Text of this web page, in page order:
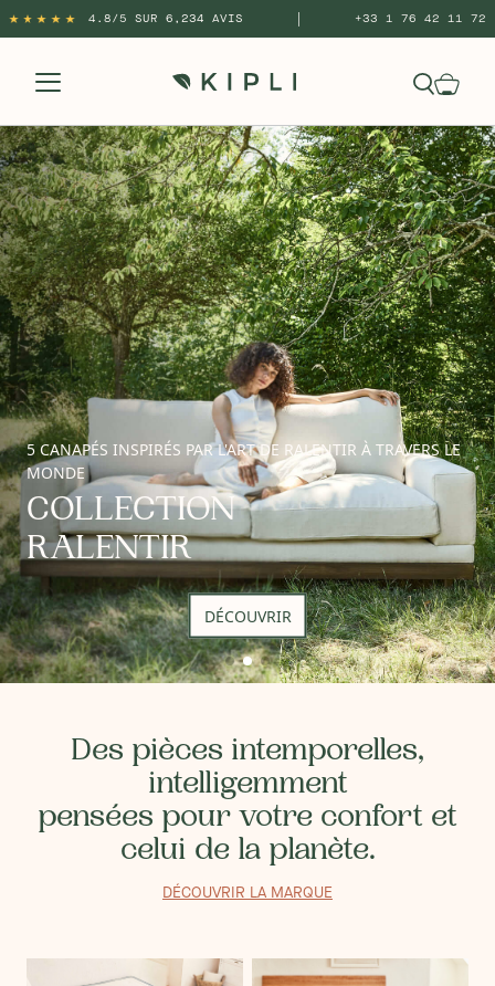
4.8/5 SUR 6,234 AVIS +33 1 76 42 11 72
5 CANAPÉS INSPIRÉS PAR L'ART DE RALENTIR À TRAVERS LE
MONDE
COLLECTION
RALENTIR
DÉCOUVRIR
Des pièces intemporelles,
intelligemment
pensées pour votre confort et
celui de la planète.
DÉCOUVRIR LA MARQUE